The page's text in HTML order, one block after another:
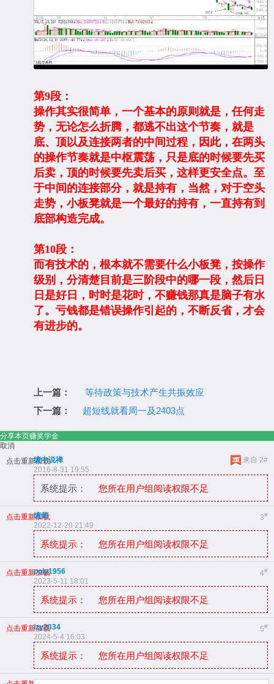
第9段：
操作其实很简单，一个基本的原则就是，任何走
势，无论怎么折腾，都逃不出这个节奏，就是
底、顶以及连接两者的中间过程，因此，在两头
的操作节奏就是中枢震荡，只是底的时候要先买
后卖，顶的时候要先卖后买，这样更安全点。至
于中间的连接部分，就是持有，当然，对于空头
走势，小板凳就是一个最好的持有，一直持有到
底部构造完成。
第10段：
而有技术的，根本就不需要什么小板凳，按操作
级别，分清楚目前是三阶段中的哪一段，然后日
日是好日，时时是花时，不赚钱那真是脑子有水
了。亏钱都是错误操作引起的，不断反省，才会
有进步的。
上一篇：
等待政策与技术产生共振效应
下一篇：
超短线就看周一及2403点
分享本页赚奖学金
取消
点击重新加载
来自 2#
缠中说禅
2016-8-31 19:55
系统提示： 您所在用户组阅读权限不足
点击重新加载 3#
缠师
2022-12-20 21:49
系统提示： 您所在用户组阅读权限不足
点击重新加载 4#
poly1956
2023-5-11 18:01
系统提示： 您所在用户组阅读权限不足
点击重新加载 5#
lzy2034
2024-5-4 16:03
系统提示： 您所在用户组阅读权限不足